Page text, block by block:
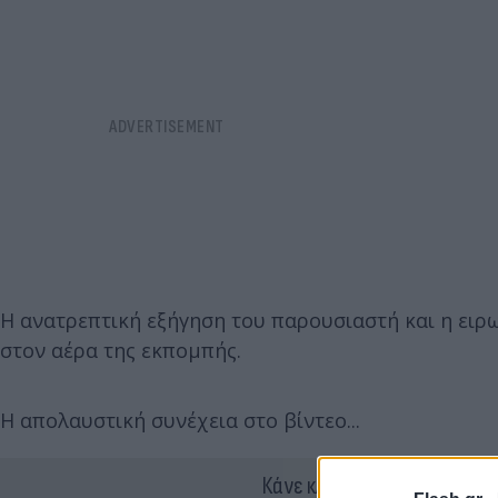
Η ανατρεπτική εξήγηση του παρουσιαστή και η
στον αέρα της εκπομπής.
Η απολαυστική συνέχεια στο βίντεο...
Κάνε κλικ και δες